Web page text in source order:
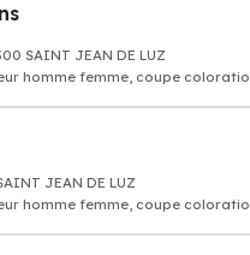
SAINT JEAN DE LUZ
homme femme, coupe
JEAN DE LUZ
homme femme, coupe